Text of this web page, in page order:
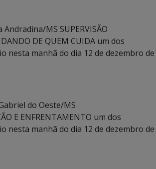
MS SUPERVISÃO
DE QUEM CUIDA um dos
nesta manhã do dia 12 de dezembro de
do Oeste/MS
E ENFRENTAMENTO um dos
nesta manhã do dia 12 de dezembro de